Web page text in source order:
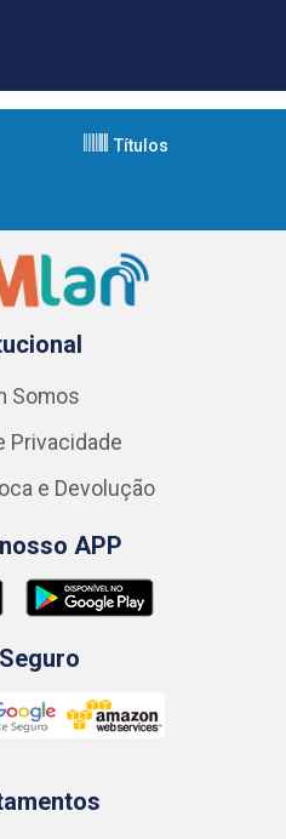
Títulos
Somos
Privacidade
e Devolução
APP